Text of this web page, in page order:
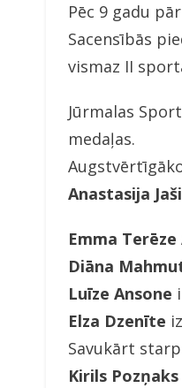
Pēc 9 gadu
Sacensībās
vismaz II
Jūrmalas
medaļas.
Anastasija
Emma Terēze
Diāna
Luīze Ansone
Elza Dzenīte
Savukārt
Kirils Pozņaks